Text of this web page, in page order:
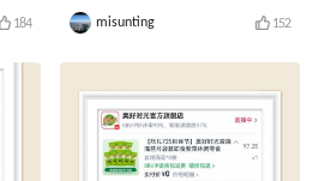
184
爽！misunting 152